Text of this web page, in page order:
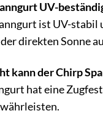
UV-
ist UV-
direkten Sonne
kann der Chirp
hat eine